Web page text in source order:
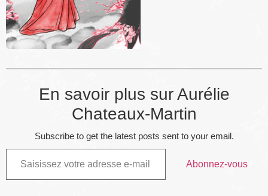
En savoir plus sur Aurélie
Chateaux-Martin
Subscribe to get the latest posts sent to your email.
Abonnez-vous